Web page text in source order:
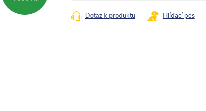
cena:
Dotaz k produktu Hlídací pes